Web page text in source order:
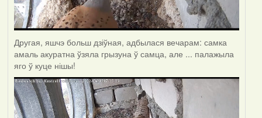
Другая, яшчэ больш дзіўная, адбылася вечарам: самка
амаль акуратна ўзяла грызуна ў самца, але ... палажыла
яго ў куце нішы!